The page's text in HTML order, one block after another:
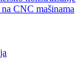
CNC mašinama